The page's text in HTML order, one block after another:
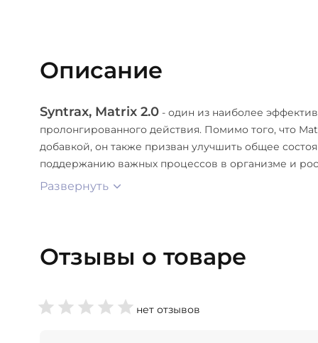
Описание
Syntrax, Matrix 2.0 - один из наиболее
пролонгированного действия. Помимо того, что
добавкой, он также призван улучшить общее
поддержанию важных процессов в организме и
Развернуть
Отзывы о товаре
нет отзывов